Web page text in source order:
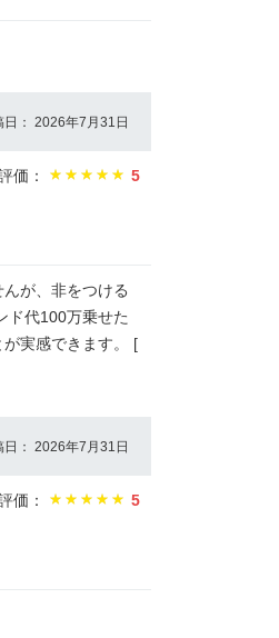
日： 2026年7月31日
価：
5
が、非をつける
ド代100万乗せた
実感できます。 [
日： 2026年7月31日
価：
5